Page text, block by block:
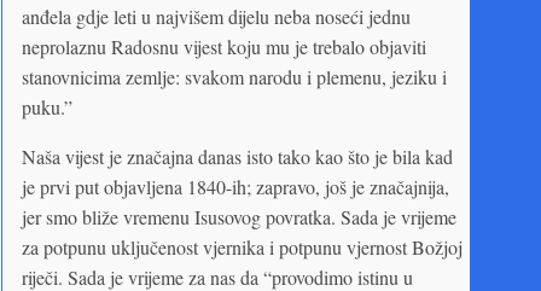
anđela gdje leti u najvišem dijelu neba noseći jednu
neprolaznu Radosnu vijest koju mu je trebalo objaviti
stanovnicima zemlje: svakom narodu i plemenu, jeziku i
puku.”
Naša vijest je značajna danas isto tako kao što je bila kad
je prvi put objavljena 1840-ih; zapravo, još je značajnija,
jer smo bliže vremenu Isusovog povratka. Sada je vrijeme
za potpunu uključenost vjernika i potpunu vjernost Božjoj
riječi. Sada je vrijeme za nas da “provodimo istinu u